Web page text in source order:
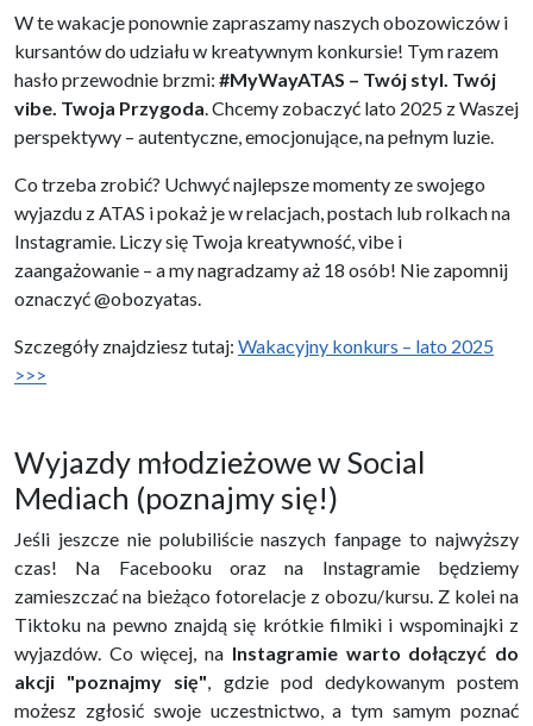
W te wakacje ponownie zapraszamy naszych obozowiczów i
kursantów do udziału w kreatywnym konkursie! Tym razem
hasło przewodnie brzmi: #MyWayATAS – Twój styl. Twój
vibe. Twoja Przygoda. Chcemy zobaczyć lato 2025 z Waszej
perspektywy – autentyczne, emocjonujące, na pełnym luzie.
Co trzeba zrobić? Uchwyć najlepsze momenty ze swojego
wyjazdu z ATAS i pokaż je w relacjach, postach lub rolkach na
Instagramie. Liczy się Twoja kreatywność, vibe i
zaangażowanie – a my nagradzamy aż 18 osób! Nie zapomnij
oznaczyć @obozyatas.
Szczegóły znajdziesz tutaj: Wakacyjny konkurs – lato 2025
>>>
Wyjazdy młodzieżowe w Social
Mediach (poznajmy się!)
Jeśli jeszcze nie polubiliście naszych fanpage to najwyższy
czas! Na Facebooku oraz na Instagramie będziemy
zamieszczać na bieżąco fotorelacje z obozu/kursu. Z kolei na
Tiktoku na pewno znajdą się krótkie filmiki i wspominajki z
wyjazdów. Co więcej, na Instagramie warto dołączyć do
akcji "poznajmy się", gdzie pod dedykowanym postem
możesz zgłosić swoje uczestnictwo, a tym samym poznać